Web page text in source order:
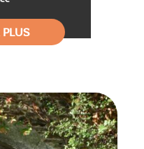
PLUS